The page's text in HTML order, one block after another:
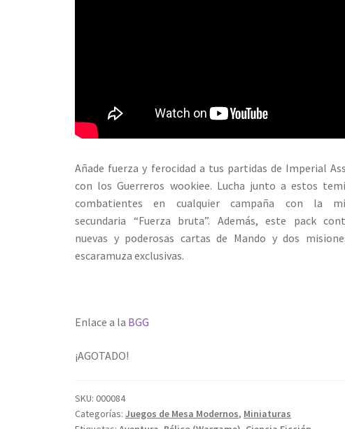
Añade fuerza y ferocidad a tus partidas de Imperial
con los Guerreros wookiee. Lucha junto a estos
combatientes en cualquier campaña con la
secundaria “Fuerza bruta”. Además, este pack
nuevas y poderosas cartas de Mando y dos
escaramuza exclusivas.
Enlace a la BGG
¡AGOTADO!
SKU:000084
Categorías:Juegos de Mesa Modernos, Miniaturas